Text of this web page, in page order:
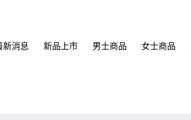
新消息 新品上市 男士商品 女士商品